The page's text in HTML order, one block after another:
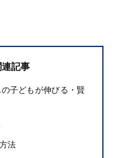
連記事
子どもが伸びる・賢
法